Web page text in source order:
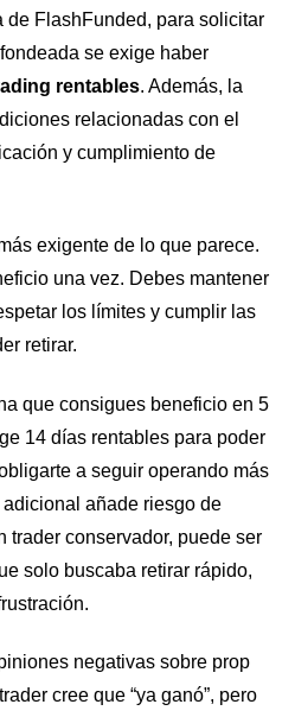
de FlashFunded, para solicitar
se exige haber
rentables. Además, la
relacionadas con el
y cumplimiento de
exigente de lo que parece.
una vez. Debes mantener
los límites y cumplir las
retirar.
que consigues beneficio en 5
14 días rentables para poder
a seguir operando más
añade riesgo de
trader conservador, puede ser
solo buscaba retirar rápido,
negativas sobre prop
cree que “ya ganó”, pero